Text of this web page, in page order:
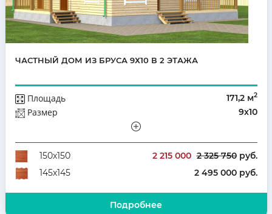
ЧАСТНЫЙ ДОМ ИЗ БРУСА 9Х10 В 2 ЭТАЖА
Площадь 171,2 м2
Размер 9х10
Количество комнат
5
150х150
2 215 000 2 325 750руб.
145х145
2 495 000 руб.
Подробнее